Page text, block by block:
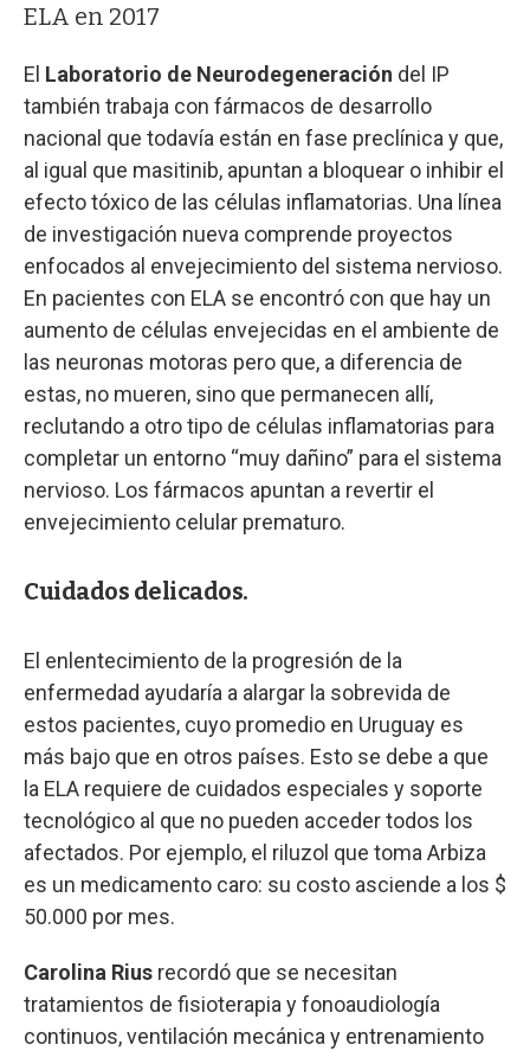
ELA en 2017
El Laboratorio de Neurodegeneración del IP
también trabaja con fármacos de desarrollo
nacional que todavía están en fase preclínica y que,
al igual que masitinib, apuntan a bloquear o inhibir el
efecto tóxico de las células inflamatorias. Una línea
de investigación nueva comprende proyectos
enfocados al envejecimiento del sistema nervioso.
En pacientes con ELA se encontró con que hay un
aumento de células envejecidas en el ambiente de
las neuronas motoras pero que, a diferencia de
estas, no mueren, sino que permanecen allí,
reclutando a otro tipo de células inflamatorias para
completar un entorno “muy dañino” para el sistema
nervioso. Los fármacos apuntan a revertir el
envejecimiento celular prematuro.
Cuidados delicados.
El enlentecimiento de la progresión de la
enfermedad ayudaría a alargar la sobrevida de
estos pacientes, cuyo promedio en Uruguay es
más bajo que en otros países. Esto se debe a que
la ELA requiere de cuidados especiales y soporte
tecnológico al que no pueden acceder todos los
afectados. Por ejemplo, el riluzol que toma Arbiza
es un medicamento caro: su costo asciende a los $
50.000 por mes.
Carolina Rius recordó que se necesitan
tratamientos de fisioterapia y fonoaudiología
continuos, ventilación mecánica y entrenamiento